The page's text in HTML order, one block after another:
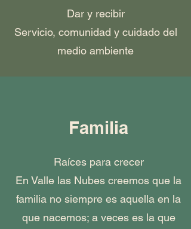
Dar y recibir
Servicio, comunidad y cuidado del
medio ambiente
Familia
Raíces para crecer
En Valle las Nubes creemos que la
familia no siempre es aquella en la
que nacemos; a veces es la que